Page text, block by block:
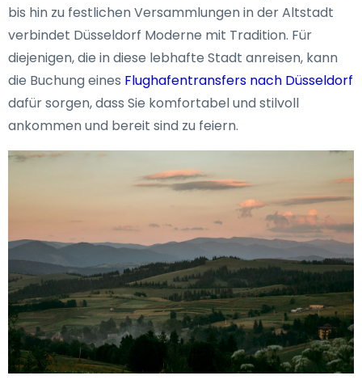
bis hin zu festlichen Versammlungen in der Altstadt
verbindet Düsseldorf Moderne mit Tradition. Für
diejenigen, die in diese lebhafte Stadt anreisen, kann
die Buchung eines Flughafentransfers nach Düsseldorf
dafür sorgen, dass Sie komfortabel und stilvoll
ankommen und bereit sind zu feiern.